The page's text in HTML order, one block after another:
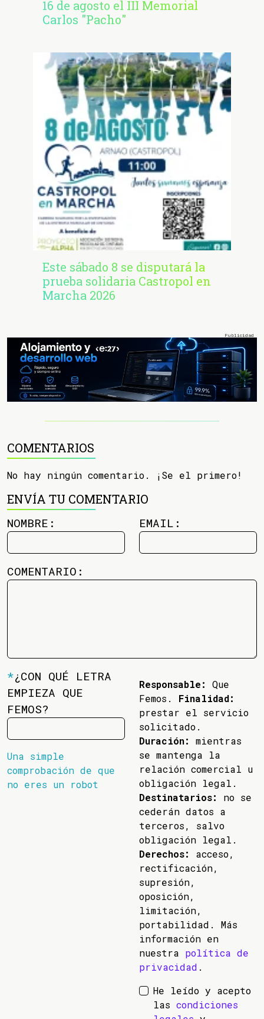
16 de agosto el III Memorial
Carlos "Pacho"
Este sábado 8 se disputará la
prueba solidaria Castropol en
Marcha 2026
COMENTARIOS
No hay ningún comentario. ¡Se el primero!
ENVÍA TU COMENTARIO
NOMBRE: EMAIL:
COMENTARIO:
*¿CON QUÉ LETRA
EMPIEZA QUE
FEMOS?
Una simple
comprobación de que
no eres un robot
Responsable:
Que
Femos. Finalidad:
prestar el servicio
solicitado.
Duración:
mientras
se mantenga la
relación comercial u
obligación legal.
Destinatarios:
no se
cederán datos a
terceros, salvo
obligación legal.
Derechos:
acceso,
rectificación,
supresión,
oposición,
limitación,
portabilidad. Más
información en
nuestra política de
privacidad .
He leído y acepto
las condiciones